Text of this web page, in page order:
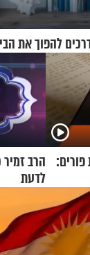
הרב
לדעת